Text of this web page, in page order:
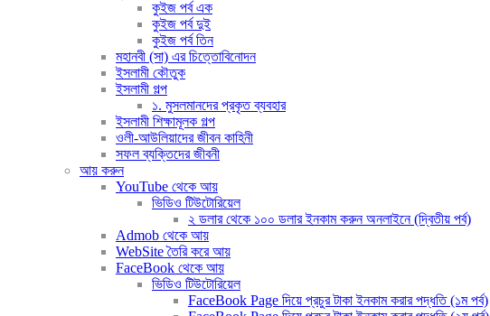
কুইজ পর্ব এক
কুইজ পর্ব দুই
কুইজ পর্ব তিন
মহানবী (সা) এর চিত্তোবিনোদন
ইসলামী কৌতুক
ইসলামী গল্প
১. মুসলমানদের প্রকৃত ব্যবহার
ইসলামী শিক্ষামূলক গল্প
ওলী-আউলিয়াদের জীবন কাহিনী
সফল ব্যক্তিদের জীবনী
আয় করুন
YouTube থেকে আয়
ভিডিও টিউটোরিয়েল
২ ডলার থেকে ১০০ ডলার ইনকাম করুন অনলাইনে (দ্বিতীয় পর্ব)
Admob থেকে আয়
WebSite তৈরি করে আয়
FaceBook থেকে আয়
ভিডিও টিউটোরিয়েল
FaceBook Page দিয়ে প্রচুর টাকা ইনকাম করার পদ্ধতি (১ম পর্ব)